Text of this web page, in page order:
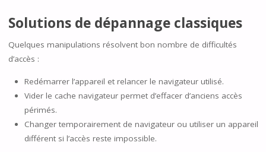
Solutions de dépannage classiques
Quelques manipulations résolvent bon nombre de difficultés
d’accès :
Redémarrer l’appareil et relancer le navigateur utilisé.
Vider le cache navigateur permet d’effacer d’anciens accès
périmés.
Changer temporairement de navigateur ou utiliser un appareil
différent si l’accès reste impossible.